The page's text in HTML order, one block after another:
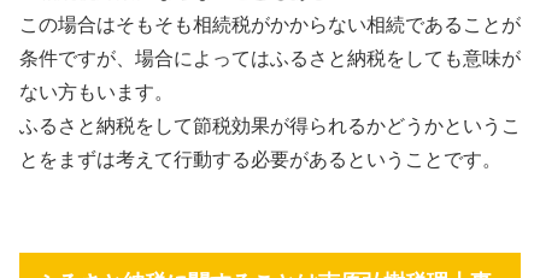
この場合はそもそも相続税がかからない相続であることが
条件ですが、場合によってはふるさと納税をしても意味が
ない方もいます。
ふるさと納税をして節税効果が得られるかどうかというこ
とをまずは考えて行動する必要があるということです。